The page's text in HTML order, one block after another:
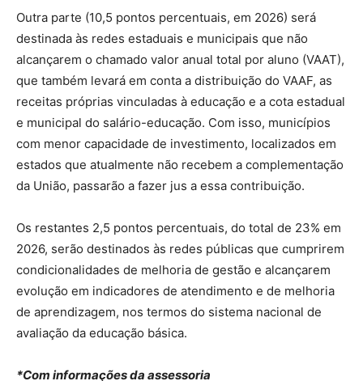
Outra parte (10,5 pontos percentuais, em 2026) será
destinada às redes estaduais e municipais que não
alcançarem o chamado valor anual total por aluno (VAAT),
que também levará em conta a distribuição do VAAF, as
receitas próprias vinculadas à educação e a cota estadual
e municipal do salário-educação. Com isso, municípios
com menor capacidade de investimento, localizados em
estados que atualmente não recebem a complementação
da União, passarão a fazer jus a essa contribuição.
Os restantes 2,5 pontos percentuais, do total de 23% em
2026, serão destinados às redes públicas que cumprirem
condicionalidades de melhoria de gestão e alcançarem
evolução em indicadores de atendimento e de melhoria
de aprendizagem, nos termos do sistema nacional de
avaliação da educação básica.
*Com informações da assessoria